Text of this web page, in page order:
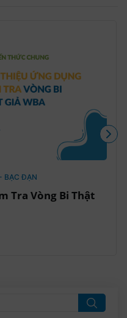
BẠC ĐẠN
Tra Vòng Bi Thật